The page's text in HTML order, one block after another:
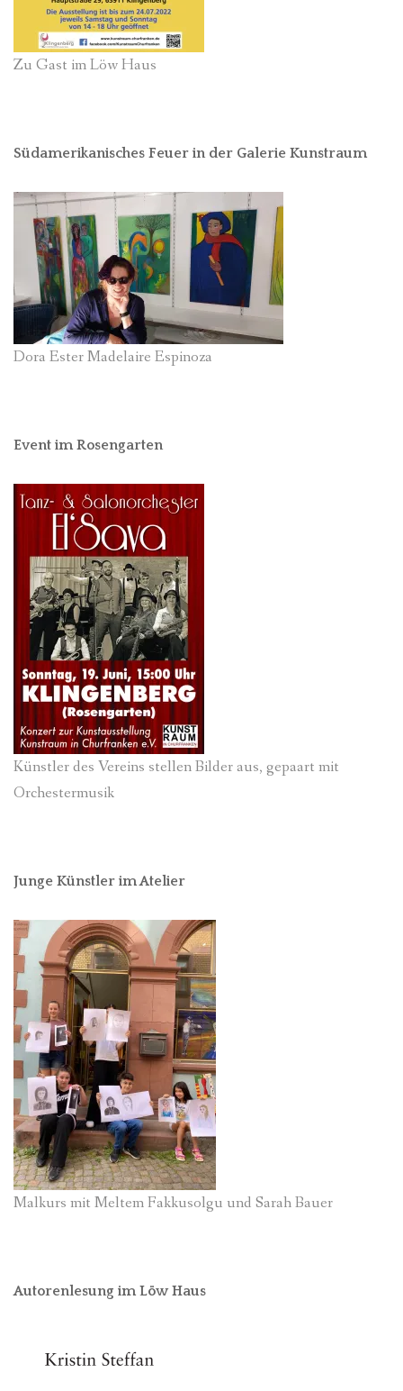
Zu Gast im Löw Haus
Südamerikanisches Feuer in der Galerie Kunstraum
Dora Ester Madelaire Espinoza
Event im Rosengarten
Künstler des Vereins stellen Bilder aus, gepaart mit
Orchestermusik
Junge Künstler im Atelier
Malkurs mit Meltem Fakkusolgu und Sarah Bauer
Autorenlesung im Löw Haus